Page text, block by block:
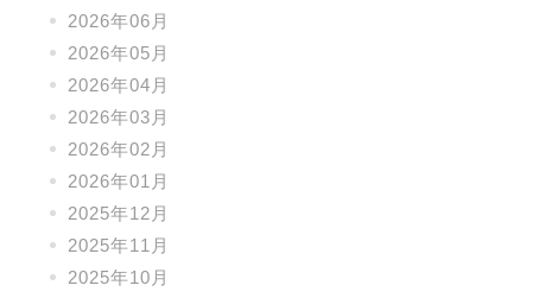
2026年06月
2026年05月
2026年04月
2026年03月
2026年02月
2026年01月
2025年12月
2025年11月
2025年10月